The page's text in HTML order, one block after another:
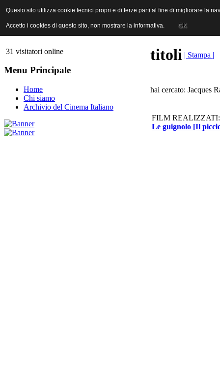
ANICA | Associazione Nazionale Industrie Cinematografiche
31 visitatori online
Menu Principale
Home
Chi siamo
Archivio del Cinema Italiano
titoli | Stampa |
hai cercato: Jacques
FILM REALIZZATI:
Le guignolo [Il
Questo sito utilizza cookie tecnici propri e di terze parti al fine di migliorare la
Accetto i cookies di questo sito, non mostrare la informativa. OK
Questo sito utilizza cookie tecnici propri e di terze parti al fine di migliorare la
Accetto i cookies di questo sito, non mostrare la informativa. OK